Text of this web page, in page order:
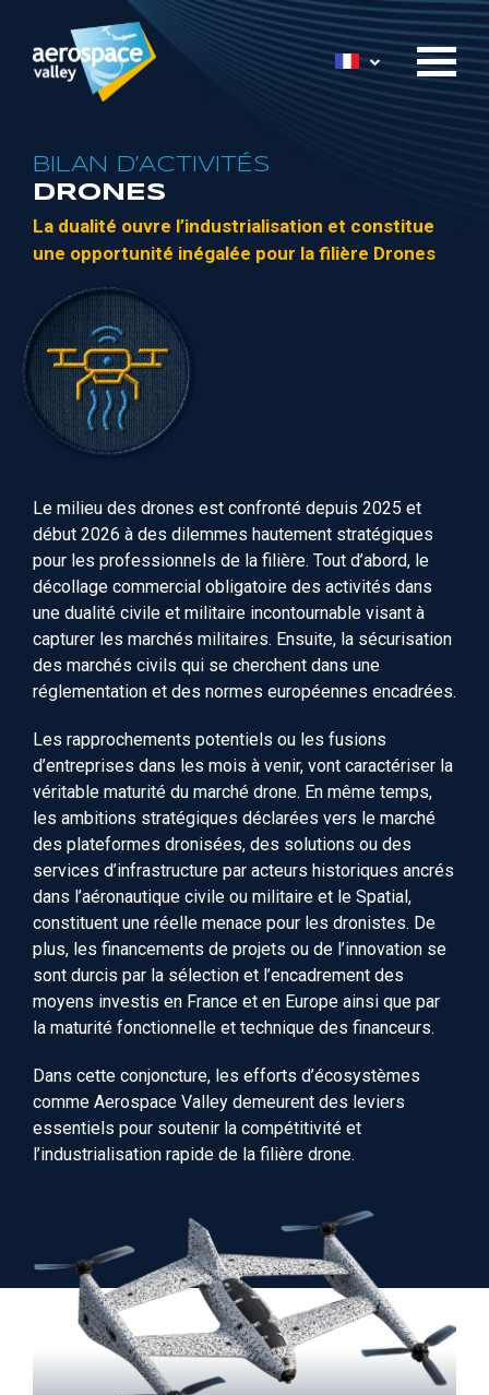
contenu
Lister les
BILAN D’ACTIVITÉS
DRONES
La dualité ouvre l’industrialisation et constitue
une opportunité inégalée pour la filière Drones
Le milieu des drones est confronté depuis 2025 et
début 2026 à des dilemmes hautement stratégiques
pour les professionnels de la filière. Tout d’abord, le
décollage commercial obligatoire des activités dans
une dualité civile et militaire incontournable visant à
capturer les marchés militaires. Ensuite, la sécurisation
des marchés civils qui se cherchent dans une
réglementation et des normes européennes encadrées.
Les rapprochements potentiels ou les fusions
d’entreprises dans les mois à venir, vont caractériser la
véritable maturité du marché drone. En même temps,
les ambitions stratégiques déclarées vers le marché
des plateformes dronisées, des solutions ou des
services d’infrastructure par acteurs historiques ancrés
dans l’aéronautique civile ou militaire et le Spatial,
constituent une réelle menace pour les dronistes. De
plus, les financements de projets ou de l’innovation se
sont durcis par la sélection et l’encadrement des
moyens investis en France et en Europe ainsi que par
la maturité fonctionnelle et technique des financeurs.
Dans cette conjoncture, les efforts d’écosystèmes
comme Aerospace Valley demeurent des leviers
essentiels pour soutenir la compétitivité et
l’industrialisation rapide de la filière drone.